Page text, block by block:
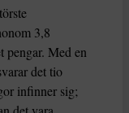
3,8
pengar. Med en
det tio
infinner sig;